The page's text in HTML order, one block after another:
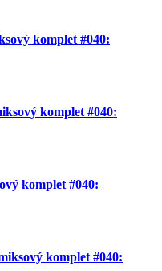
komplet #040:
komplet #040:
komplet #040:
komplet #040: